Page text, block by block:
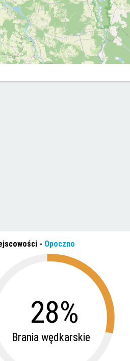
- Opoczno
28%
Brania wędkarskie